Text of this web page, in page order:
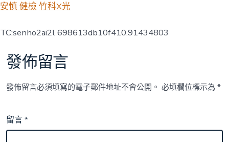
安慎 健檢 竹科X光
TC:senho2ai2l 698613db10f410.91434803
發佈留言
發佈留言必須填寫的電子郵件地址不會公開。 必填欄位標示為*
留言*